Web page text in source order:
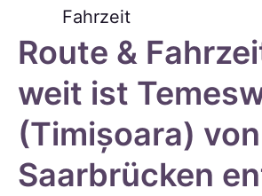
Fahrzeit
Route &
weit ist
(Timișoara) von
Saarbrücken